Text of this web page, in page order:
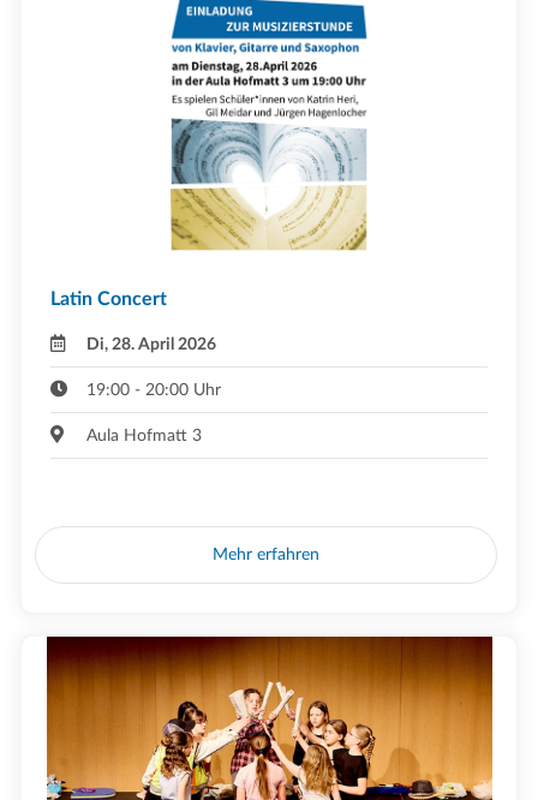
Latin Concert
Di, 28. April 2026
19:00 - 20:00 Uhr
Aula Hofmatt 3
Mehr erfahren